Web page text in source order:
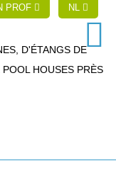
PROF NL
D'ÉTANGS DE
HOUSES PRÈS